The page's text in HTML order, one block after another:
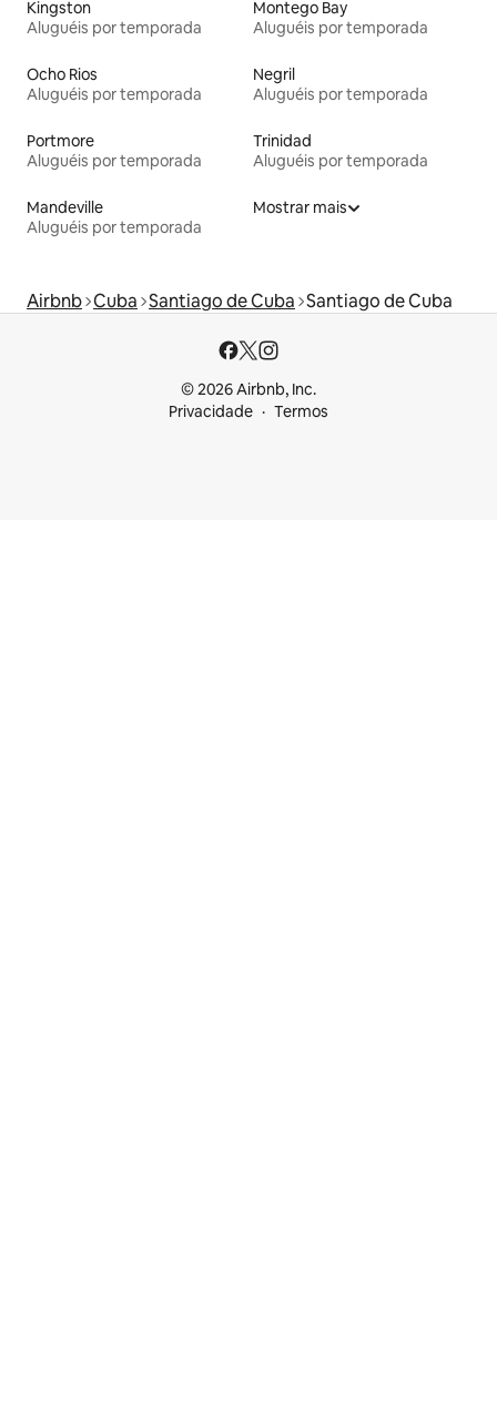
Kingston
Aluguéis por temporada
Montego Bay
Aluguéis por temporada
Ocho Rios
Aluguéis por temporada
Negril
Aluguéis por temporada
Portmore
Aluguéis por temporada
Trinidad
Aluguéis por temporada
Mandeville
Aluguéis por temporada
Mostrar mais
Airbnb Cuba Santiago de Cuba Santiago de Cuba
© 2026 Airbnb, Inc.
Privacidade
Termos